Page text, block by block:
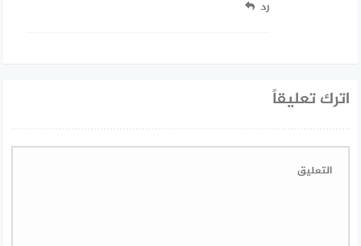
رد
اترك تعليقاً